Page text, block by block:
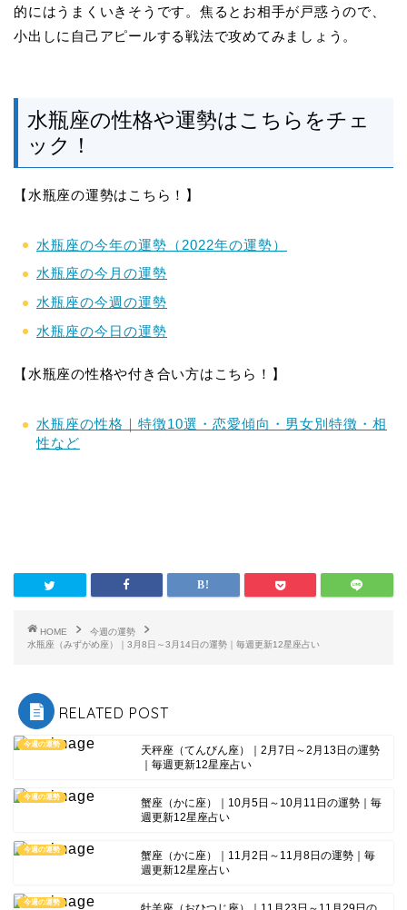
的にはうまくいきそうです。焦るとお相手が戸惑うので、
小出しに自己アピールする戦法で攻めてみましょう。
水瓶座の性格や運勢はこちらをチェ
ック！
【水瓶座の運勢はこちら！】
水瓶座の今年の運勢（2022年の運勢）
水瓶座の今月の運勢
水瓶座の今週の運勢
水瓶座の今日の運勢
【水瓶座の性格や付き合い方はこちら！】
水瓶座の性格｜特徴10選・恋愛傾向・男女別特徴・相
性など
HOME
今週の運勢
水瓶座（みずがめ座）｜3月8日～3月14日の運勢｜毎週更新12星座占い
RELATED POST
今週の運勢
天秤座（てんびん座）｜2月7日～2月13日の運勢
｜毎週更新12星座占い
今週の運勢
蟹座（かに座）｜10月5日～10月11日の運勢｜毎
週更新12星座占い
今週の運勢
蟹座（かに座）｜11月2日～11月8日の運勢｜毎
週更新12星座占い
今週の運勢